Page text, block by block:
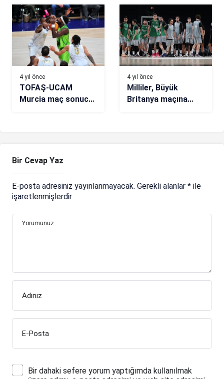
4 yıl önce
TOFAŞ-UCAM
Murcia maç sonucu:
4 yıl önce
Milliler, Büyük
Britanya maçına
Bir Cevap Yaz
E-posta adresiniz yayınlanmayacak. Gerekli alanlar * ile
işaretlenmişlerdir
Yorumunuz
Adınız
E-Posta
Bir dahaki sefere yorum yaptığımda kullanılmak